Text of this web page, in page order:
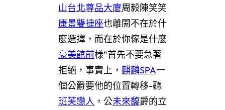
山台北尊品大廈周毅陳笑笑
康景雙捷座也離開不在於什
麼選擇，而在於你傢是什麼
豪美館前樣“首先不要急著
拒絕，事實上， 麒麟SPA一
個公爵要他的位置轉移-聽
班芙戀人 ，公未來馥爵的立